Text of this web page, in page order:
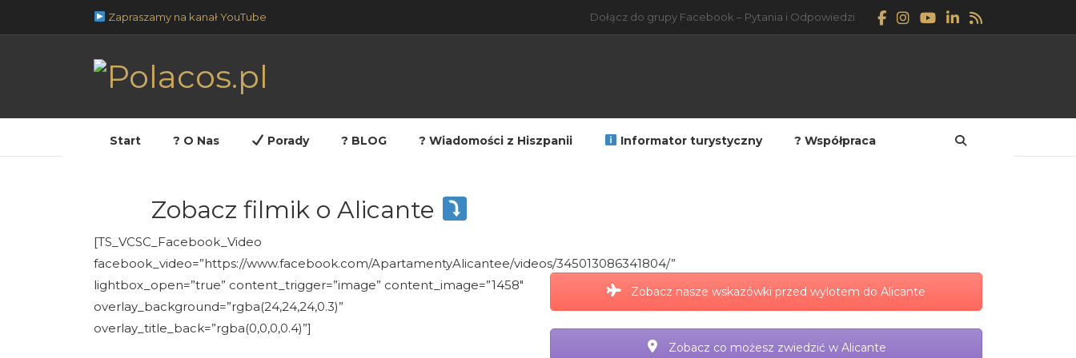
Zapraszamy na kanał YouTube Dołącz do grupy Facebook – Pytania i Odpowiedzi
Start ? O Nas Porady ? BLOG ? Wiadomości z Hiszpanii Informator turystyczny ? Współpraca
Jesteś tutaj: Home → Najlepsze wakacje nad morzem w Alicante
Zobacz filmik o Alicante
[TS_VCSC_Facebook_Video
facebook_video=”https://www.facebook.com/ApartamentyAlicantee/videos/345013086341804/”
lightbox_open=”true” content_trigger=”image” content_image=”1458″
overlay_background=”rgba(24,24,24,0.3)”
overlay_title_back=”rgba(0,0,0,0.4)”]
Zobacz nasze wskazówki przed wylotem do Alicante
Zobacz co możesz zwiedzić w Alicante